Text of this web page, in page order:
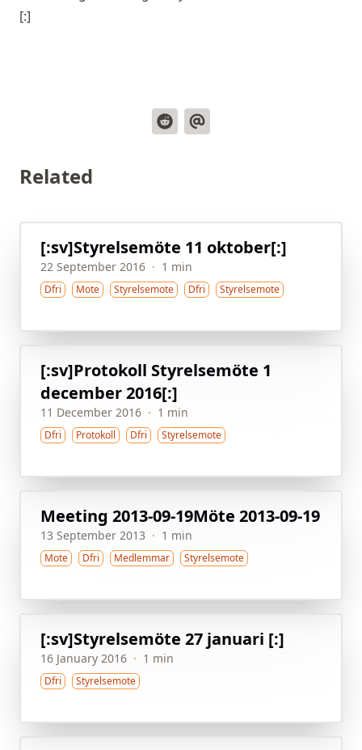
[:]
Related
[:sv]Styrelsemöte 11 oktober[:]
22 September 2016 · 1 min
Dfri Mote Styrelsemote Dfri Styrelsemote
[:sv]Protokoll Styrelsemöte 1
december 2016[:]
11 December 2016 · 1 min
Dfri Protokoll Dfri Styrelsemote
Meeting 2013-09-19Möte 2013-09-19
13 September 2013 · 1 min
Mote Dfri Medlemmar Styrelsemote
[:sv]Styrelsemöte 27 januari [:]
16 January 2016 · 1 min
Dfri Styrelsemote